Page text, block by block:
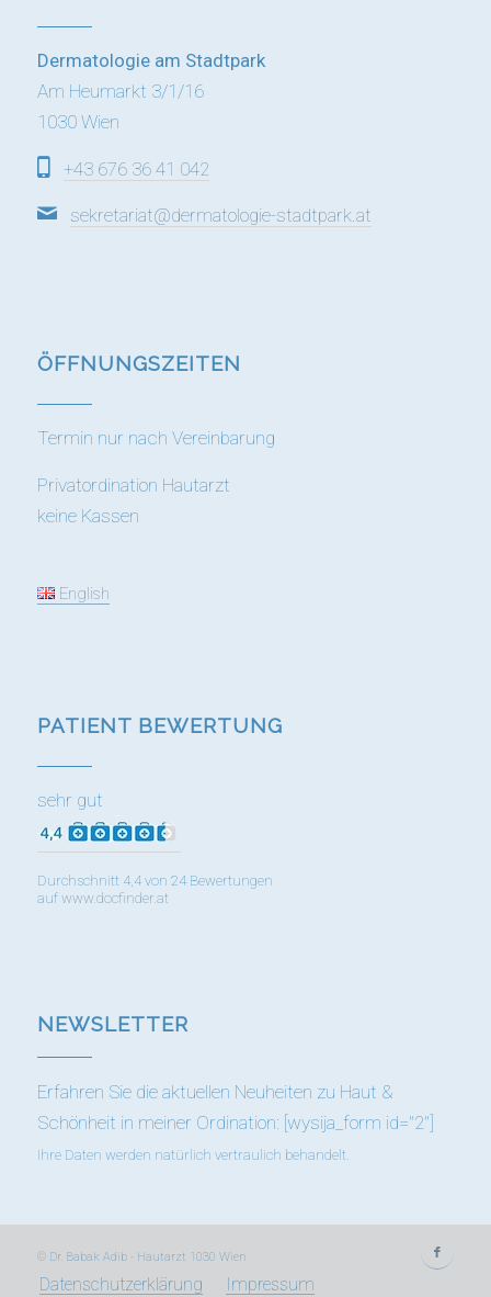
Dermatologie am Stadtpark
Am Heumarkt 3/1/16
1030 Wien
+43 676 36 41 042
sekretariat@dermatologie-stadtpark.at
ÖFFNUNGS­ZEITEN
Termin nur nach Vereinbarung
Privatordination Hautarzt
keine Kassen
English
PATIENT BEWERTUNG
sehr gut
Durchschnitt 4,4 von 24 Bewertungen
auf www.docfinder.at
NEWSLETTER
Erfahren Sie die aktuellen Neuheiten zu Haut &
Schönheit in meiner Ordination: [wysija_form id="2"]
Ihre Daten werden natürlich vertraulich behandelt.
© Dr. Babak Adib - Hautarzt 1030 Wien
Datenschutzerklärung Impressum